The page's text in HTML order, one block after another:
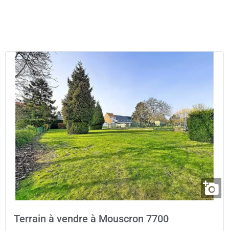
Terrain à vendre à Mouscron 7700